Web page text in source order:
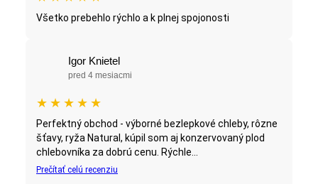
Všetko prebehlo rýchlo a k plnej spojonosti
Igor Knietel
pred 4 mesiacmi
★ ★ ★ ★ ★
Perfektný obchod - výborné bezlepkové chleby, rôzne
šťavy, ryža Natural, kúpil som aj konzervovaný plod
chlebovníka za dobrú cenu. Rýchle...
Prečítať celú recenziu